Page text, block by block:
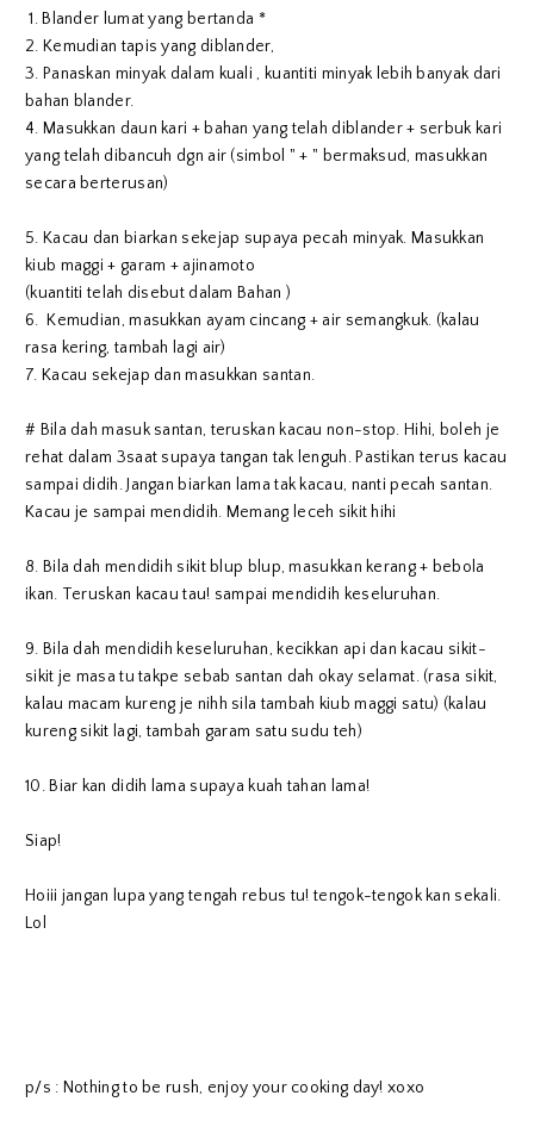
1. Blander lumat yang bertanda *
2. Kemudian tapis yang diblander,
3. Panaskan minyak dalam kuali , kuantiti minyak lebih banyak dari
bahan blander.
4. Masukkan daun kari + bahan yang telah diblander + serbuk kari
yang telah dibancuh dgn air (simbol " + " bermaksud, masukkan
secara berterusan)
5. Kacau dan biarkan sekejap supaya pecah minyak. Masukkan
kiub maggi + garam + ajinamoto
(kuantiti telah disebut dalam Bahan )
6. Kemudian, masukkan ayam cincang + air semangkuk. (kalau
rasa kering, tambah lagi air)
7. Kacau sekejap dan masukkan santan.
# Bila dah masuk santan, teruskan kacau non-stop. Hihi, boleh je
rehat dalam 3saat supaya tangan tak lenguh. Pastikan terus kacau
sampai didih. Jangan biarkan lama tak kacau, nanti pecah santan.
Kacau je sampai mendidih. Memang leceh sikit hihi
8. Bila dah mendidih sikit blup blup, masukkan kerang + bebola
ikan. Teruskan kacau tau! sampai mendidih keseluruhan.
9. Bila dah mendidih keseluruhan, kecikkan api dan kacau sikit-
sikit je masa tu takpe sebab santan dah okay selamat. (rasa sikit,
kalau macam kureng je nihh sila tambah kiub maggi satu) (kalau
kureng sikit lagi, tambah garam satu sudu teh)
10. Biar kan didih lama supaya kuah tahan lama!
Siap!
Hoiii jangan lupa yang tengah rebus tu! tengok-tengok kan sekali.
Lol
p/s : Nothing to be rush, enjoy your cooking day! xoxo